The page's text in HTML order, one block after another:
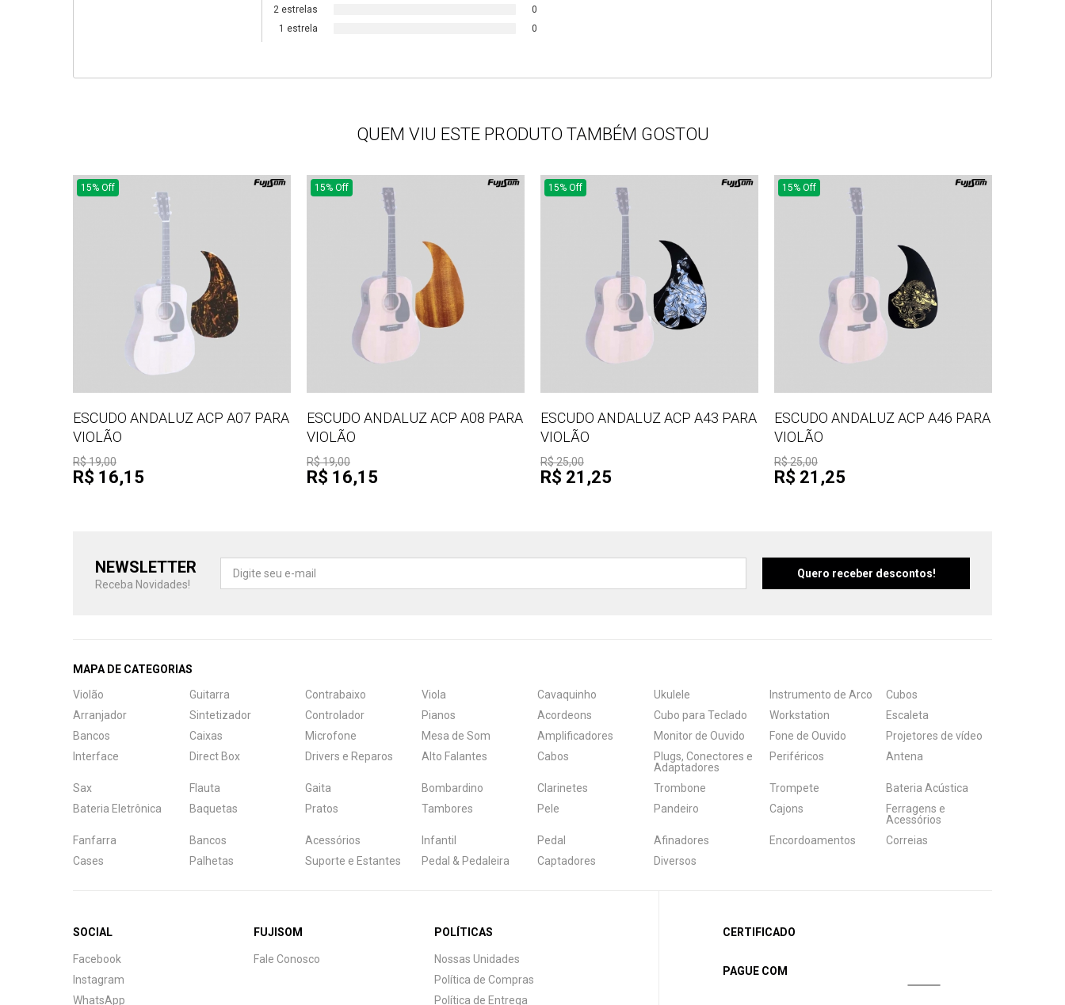
2 estrelas
0
1 estrela
0
QUEM VIU ESTE PRODUTO TAMBÉM GOSTOU
15% Off
ESCUDO ANDALUZ ACP A07 PARA
VIOLÃO
R$ 19,00
R$ 16,15
15% Off
ESCUDO ANDALUZ ACP A08 PARA
VIOLÃO
R$ 19,00
R$ 16,15
15% Off
ESCUDO ANDALUZ ACP A43 PARA
VIOLÃO
R$ 25,00
R$ 21,25
15% Off
ESCUDO ANDALUZ ACP A46 PARA
VIOLÃO
R$ 25,00
R$ 21,25
NEWSLETTER
Receba Novidades!
MAPA DE CATEGORIAS
Violão
Guitarra Contrabaixo Viola Cavaquinho Ukulele Instrumento de Arco
Cubos
Arranjador
Sintetizador Controlador Pianos Acordeons Cubo para Teclado Workstation
Escaleta
Bancos
Caixas Microfone Mesa de Som Amplificadores Monitor de Ouvido Fone de Ouvido
Projetores de vídeo
Interface
Direct Box Drivers e Reparos Alto Falantes Cabos
Plugs, Conectores e
Adaptadores
Periféricos Antena
Sax Flauta Gaita Bombardino Clarinetes Trombone Trompete
Bateria Acústica
Bateria Eletrônica
Baquetas Pratos Tambores Pele Pandeiro Cajons
Ferragens e
Acessórios
Fanfarra
Bancos Acessórios Infantil Pedal Afinadores Encordoamentos
Correias
Cases
Palhetas Suporte e Estantes Pedal & Pedaleira Captadores Diversos
SOCIAL
Facebook
Instagram
WhatsApp
FUJISOM
Fale Conosco
POLÍTICAS
Nossas Unidades
Política de Compras
Política de Entrega
CERTIFICADO
PAGUE COM
Central de Ajuda
Fale com a gente